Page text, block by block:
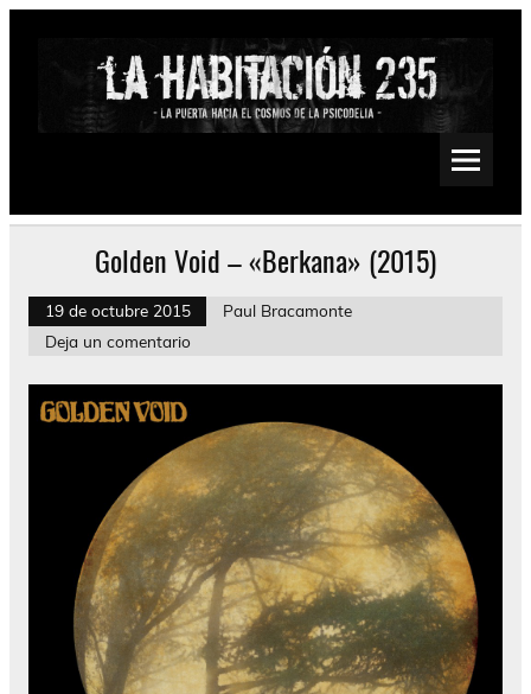
Saltar
Psychedelic, Stoner, Doom, Sludge, Fuzz, Space, Drone
Golden Void – «Berkana» (2015)
19 de octubre 2015
Paul Bracamonte
Deja un comentario